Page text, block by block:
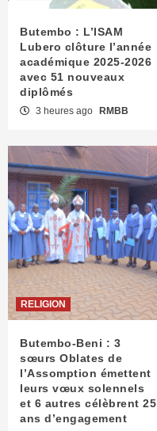
Butembo : L’ISAM
Lubero clôture l’année
académique 2025-2026
avec 51 nouveaux
diplômés
3 heures ago RMBB
RELIGION
Butembo-Beni : 3
sœurs Oblates de
l’Assomption émettent
leurs vœux solennels
et 6 autres célèbrent 25
ans d’engagement